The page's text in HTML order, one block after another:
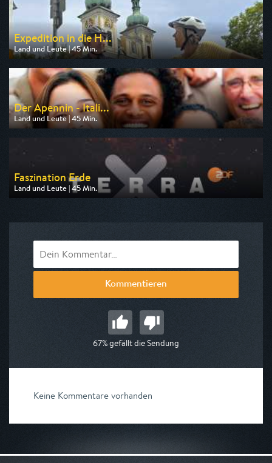
Expedition in die H...
Land und Leute | 45 Min.
Ausgestrahlt von SWR
am 07.08.2026, 20:15
Der Apennin - Itali...
Land und Leute | 45 Min.
Ausgestrahlt von SWR
am 09.08.2026, 20:15
Faszination Erde
Land und Leute | 45 Min.
Ausgestrahlt von ZDF neo
Kommentieren
67% gefällt die Sendung
Keine Kommentare vorhanden